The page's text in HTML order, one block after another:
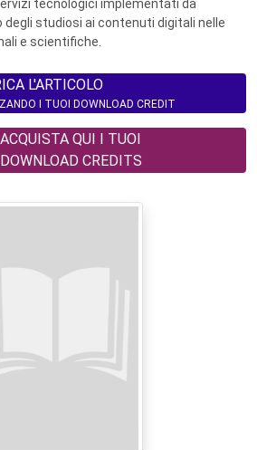
tecnologici implementati da
degli studiosi ai contenuti digitali nelle
e scientifiche.
L'ARTICOLO
I TUOI DOWNLOAD CREDIT
ACQUISTA QUI I TUOI
DOWNLOAD CREDITS